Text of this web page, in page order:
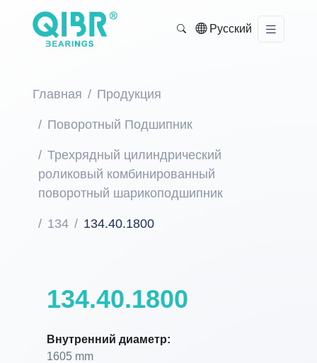
Русский
Главная Продукция
Поворотный Подшипник
Трехрядный цилиндрический
роликовый комбинированный
поворотный шарикоподшипник
134 134.40.1800
134.40.1800
Внутренний диаметр:
1605 mm